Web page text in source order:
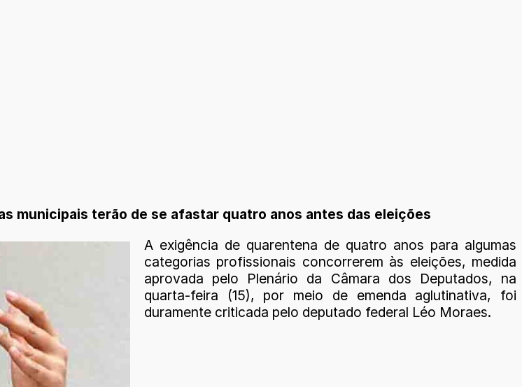
municipais terão de se afastar quatro anos antes das eleições
A exigência de quarentena de quatro anos para algumas
categorias profissionais concorrerem às eleições, medida
aprovada pelo Plenário da Câmara dos Deputados, na
quarta-feira (15), por meio de emenda aglutinativa, foi
duramente criticada pelo deputado federal Léo Moraes.